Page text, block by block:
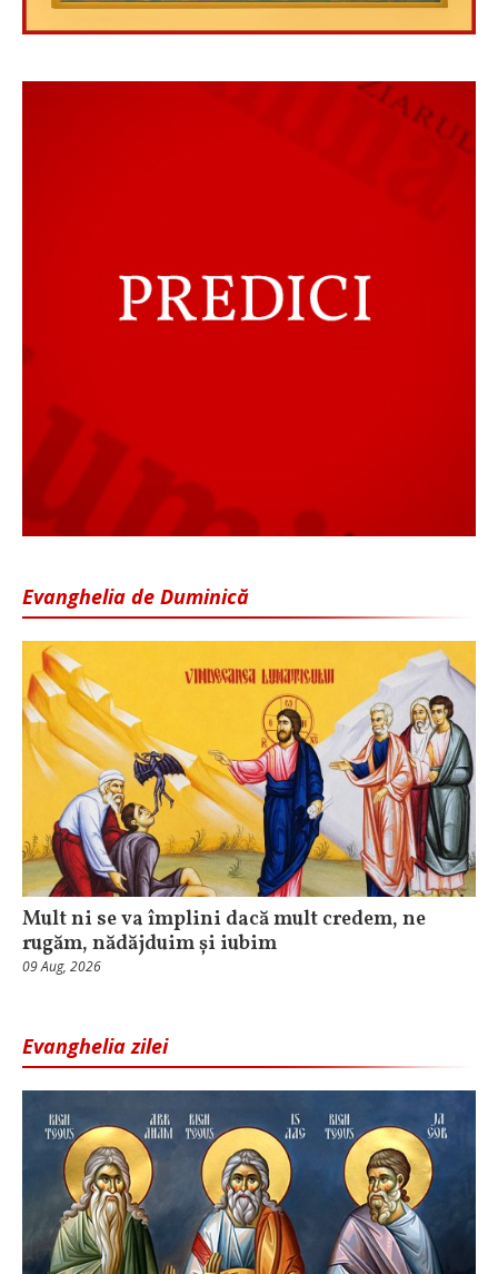
Evanghelia de Duminică
Mult ni se va împlini dacă mult credem, ne
rugăm, nădăjduim și iubim
09 Aug, 2026
Evanghelia zilei